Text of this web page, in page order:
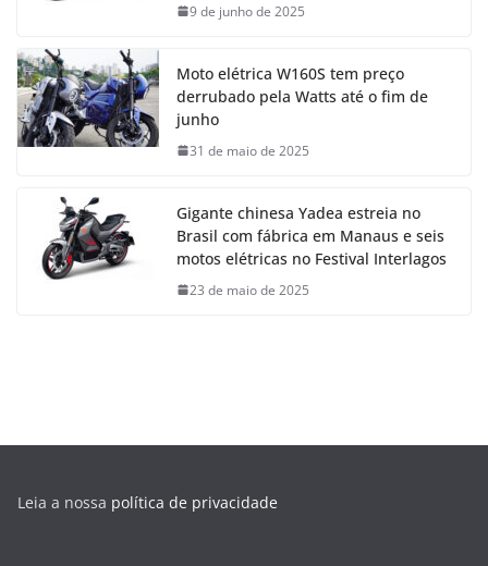
9 de junho de 2025
Moto elétrica W160S tem preço
derrubado pela Watts até o fim de
junho
31 de maio de 2025
Gigante chinesa Yadea estreia no
Brasil com fábrica em Manaus e seis
motos elétricas no Festival Interlagos
23 de maio de 2025
Leia a nossa política de privacidade